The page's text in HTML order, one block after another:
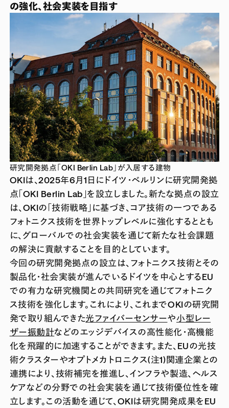
の強化、社会実装を目指す
研究開発拠点「OKI Berlin Lab」が入居する建物
OKIは、2025年6月1日にドイツ・ベルリンに研究開発拠
点「OKI Berlin Lab」を設立しました。新たな拠点の設立
は、OKIの「技術戦略」に基づき、コア技術の一つである
フォトニクス技術を世界トップレベルに強化するととも
に、グローバルでの社会実装を通じて新たな社会課題
の解決に貢献することを目的としています。
今回の研究開発拠点の設立は、フォトニクス技術とその
製品化・社会実装が進んでいるドイツを中心とするEU
での有力な研究機関との共同研究を通じてフォトニク
ス技術を強化します。これにより、これまでOKIの研究開
発で取り組んできた光ファイバーセンサーや小型レー
ザー振動計などのエッジデバイスの高性能化・高機能
化を飛躍的に加速することができます。また、EUの光技
術クラスターやオプトメカトロニクス(注1)関連企業との
連携により、技術補完を推進し、インフラや製造、ヘルス
ケアなどの分野での社会実装を通じて技術優位性を確
立します。この活動を通じて、OKIは研究開発成果をEU